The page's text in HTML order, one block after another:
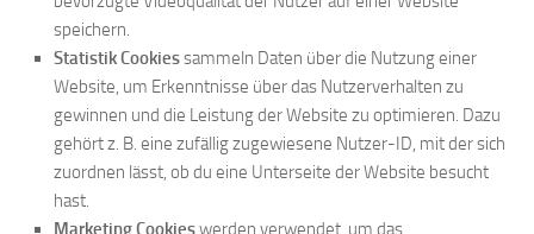
speichern.
Statistik Cookiessammeln Daten über die Nutzung einer
Website, um Erkenntnisse über das Nutzerverhalten zu
gewinnen und die Leistung der Website zu optimieren. Dazu
gehört z. B. eine zufällig zugewiesene Nutzer-ID, mit der sich
zuordnen lässt, ob du eine Unterseite der Website besucht
hast.
Marketing Cookieswerden verwendet, um das